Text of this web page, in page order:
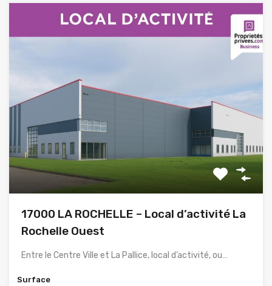
17000 LA ROCHELLE – Local d’activité La
Rochelle Ouest
Entre le Centre Ville et La Pallice, local d’activité, ou…
Surface